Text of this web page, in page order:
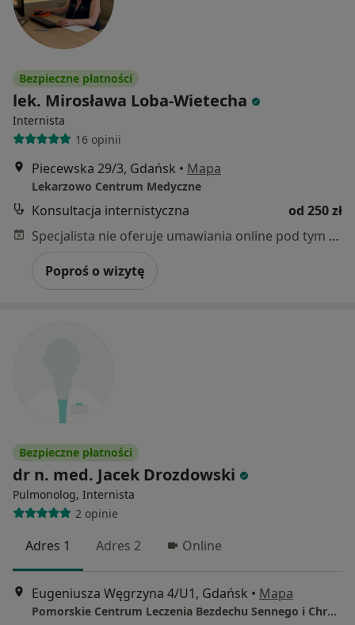
Bezpieczne płatności
lek. Mirosława Loba-Wietecha
Internista
16 opinii
Piecewska 29/3, Gdańsk • Mapa
Lekarzowo Centrum Medyczne
Konsultacja internistyczna
od 250 zł
Specjalista nie oferuje umawiania online pod tym adresem.
Poproś o wizytę
Bezpieczne płatności
dr n. med. Jacek Drozdowski
Pulmonolog, Internista
2 opinie
Adres 1 Adres 2 Online
Eugeniusza Węgrzyna 4/U1, Gdańsk • Mapa
Pomorskie Centrum Leczenia Bezdechu Sennego i Chrapania